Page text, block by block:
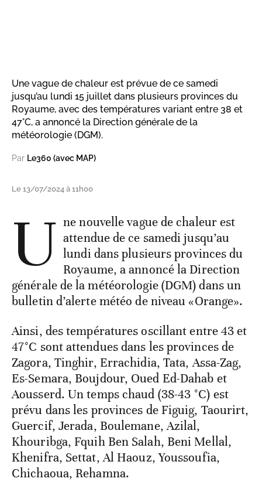
Une vague de chaleur est prévue de ce samedi
jusqu’au lundi 15 juillet dans plusieurs provinces du
Royaume, avec des températures variant entre 38 et
47°C, a annoncé la Direction générale de la
météorologie (DGM).
Par Le360 (avec MAP)
Le 13/07/2024 à 11h00
U ne nouvelle vague de chaleur est
attendue de ce samedi jusqu’au
lundi dans plusieurs provinces du
Royaume, a annoncé la Direction
générale de la météorologie (DGM) dans un
bulletin d’alerte météo de niveau «Orange».
Ainsi, des températures oscillant entre 43 et
47°C sont attendues dans les provinces de
Zagora, Tinghir, Errachidia, Tata, Assa-Zag,
Es-Semara, Boujdour, Oued Ed-Dahab et
Aousserd. Un temps chaud (38-43 °C) est
prévu dans les provinces de Figuig, Taourirt,
Guercif, Jerada, Boulemane, Azilal,
Khouribga, Fquih Ben Salah, Beni Mellal,
Khenifra, Settat, Al Haouz, Youssoufia,
Chichaoua, Rehamna.